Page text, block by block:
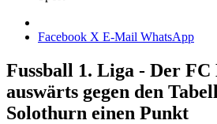
Facebook X E-Mail WhatsApp
Fussball 1. Liga - Der
auswärts gegen den
Solothurn einen Punkt